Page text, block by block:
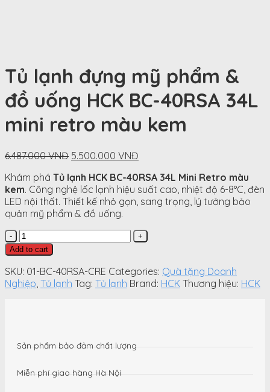
Tủ lạnh đựng mỹ phẩm &
đồ uống HCK BC-40RSA 34L
mini retro màu kem
6.487.000VNĐ Original
was:
6.487.000
VNĐ.
5.500.000 VNĐ
is:
5.500.000
VNĐ.
Khám phá Tủ lạnh HCK BC-40RSA 34L Mini Retro màu
kem. Công nghệ lốc lạnh hiệu suất cao, nhiệt độ 6-8°C, đèn
LED nội thất. Thiết kế nhỏ gọn, sang trọng, lý tưởng bảo
quản mỹ phẩm & đồ uống.
Tủ
lạnh
đựng
mỹ
phẩm
BC-
34L
mini
Add to cart
SKU: 01-BC-40RSA-CRE Categories: Quà tặng Doanh
Nghiệp Tủ lạnh Tag: Tủ lạnh Brand: HCK Thương hiệu: HCK
Sản phẩm bảo đảm chất lượng
Miễn phí giao hàng Hà Nội